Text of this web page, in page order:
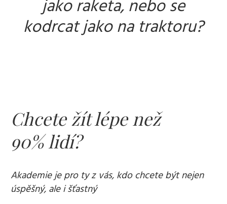
jako raketa, nebo se
kodrcat jako na traktoru?
Chcete žít lépe než
90%lidí?
Akademie je pro ty z vás, kdo chcete být nejen
úspěšný, ale i šťastný